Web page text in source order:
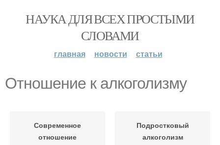
НАУКА ДЛЯ ВСЕХ ПРОСТЫМИ
СЛОВАМИ
главная новости статьи
Отношение к алкоголизму
Современное
отношение
Подростковый
алкоголизм